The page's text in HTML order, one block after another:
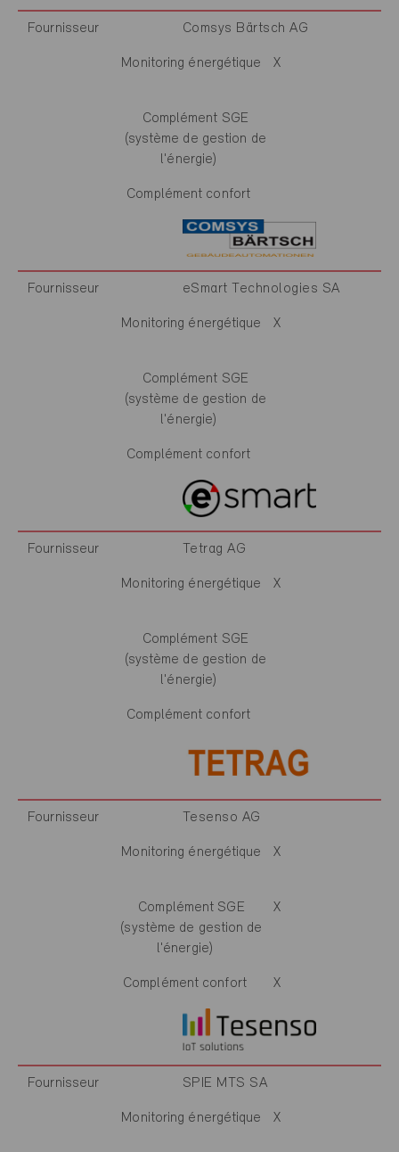
Fournisseur Comsys Bärtsch AG
Monitoring énergétique X
Complément SGE
(système de gestion de
l'énergie)
Complément confort
Fournisseur eSmart Technologies SA
Monitoring énergétique X
Complément SGE
(système de gestion de
l'énergie)
Complément confort
Fournisseur Tetrag AG
Monitoring énergétique X
Complément SGE
(système de gestion de
l'énergie)
Complément confort
Fournisseur Tesenso AG
Monitoring énergétique X
Complément SGE
(système de gestion de
l'énergie)
X
Complément confort X
Fournisseur SPIE MTS SA
Monitoring énergétique X